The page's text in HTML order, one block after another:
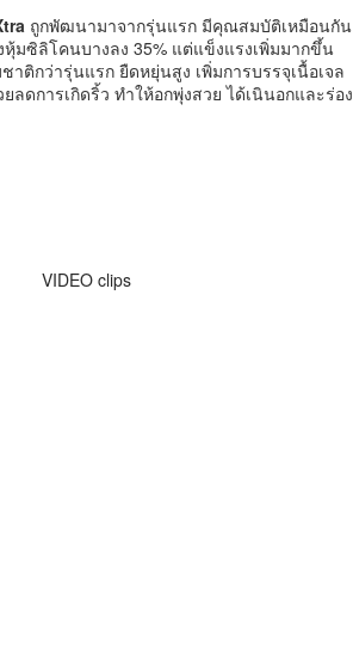
ถูกพัฒนามาจากรุ่นแรก มีคุณสมบัติเหมือนกัน
มซิลิโคนบางลง 35% แต่แข็งแรงเพิ่มมากขึ้น
ติกว่ารุ่นแรก ยืดหยุ่นสูง เพิ่มการบรรจุเนื้อเจล
ลดการเกิดริ้ว ทำให้อกพุ่งสวย ได้เนินอกและร่อง
VIDEO clips